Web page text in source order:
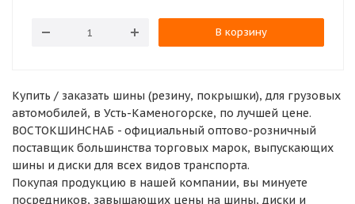
В корзину
Купить / заказать шины (резину, покрышки), для грузовых
автомобилей, в Усть-Каменогорске, по лучшей цене.
ВОСТОКШИНСНАБ - официальный оптово-розничный
поставщик большинства торговых марок, выпускающих
шины и диски для всех видов транспорта.
Покупая продукцию в нашей компании, вы минуете
посредников, завышающих цены на шины, диски и